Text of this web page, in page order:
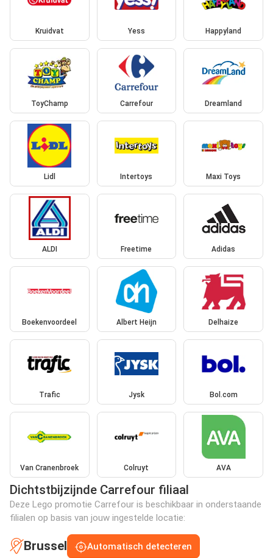
Kruidvat Yess Happyland
ToyChamp Carrefour Dreamland
Lidl Intertoys Maxi Toys
ALDI Freetime Adidas
Boekenvoordeel Albert Heijn Delhaize
Trafic Jysk Bol.com
Van Cranenbroek Colruyt AVA
Dichtstbijzijnde Carrefour filiaal
Deze Lego promotie Carrefour is beschikbaar in onderstaande
filialen op basis van jouw ingestelde locatie:
Brussel Automatisch detecteren